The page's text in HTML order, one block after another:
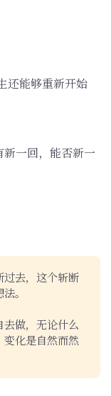
还能够重新开始
一回，能否新一
过去，这个斩断
。
做，无论什么
化是自然而然